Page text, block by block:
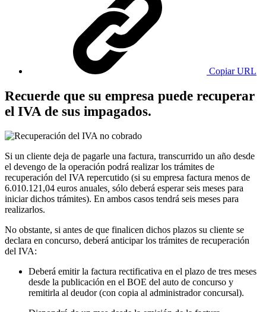
Copiar URL
Recuerde que su empresa puede recuperar
el IVA de sus impagados.
Si un cliente deja de pagarle una factura, transcurrido un año desde
el devengo de la operación podrá realizar los trámites de
recuperación del IVA repercutido (si su empresa factura menos de
6.010.121,04 euros anuales sólo deberá esperar seis meses para
iniciar dichos trámites). En ambos casos tendrá seis meses para
realizarlos.
No obstante, si antes de que finalicen dichos plazos su cliente se
declara en concurso, deberá anticipar los trámites de recuperación
del IVA:
Deberá emitir la factura rectificativa en el plazo de tres meses
desde la publicación en el BOE del auto de concurso y
remitirla al deudor (con copia al administrador concursal).